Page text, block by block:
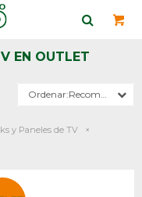
EN OUTLET
Recomendados
y Paneles de TV